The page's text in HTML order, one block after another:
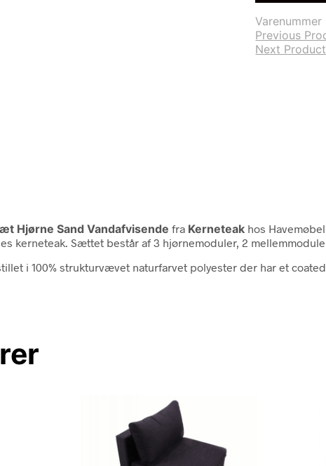
Varenummer
Previous
Next Product
Hjørne Sand Vandafvisende fra Kerneteak hos
kerneteak. Sættet består af 3 hjørnemoduler, 2
i 100% strukturvævet naturfarvet polyester der har et